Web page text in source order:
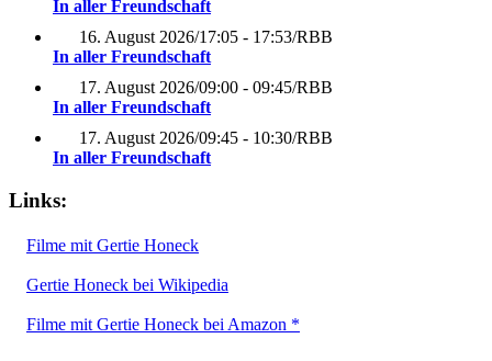
In aller Freundschaft
16. August 2026/17:05 - 17:53/RBB
In aller Freundschaft
17. August 2026/09:00 - 09:45/RBB
In aller Freundschaft
17. August 2026/09:45 - 10:30/RBB
In aller Freundschaft
Links:
Filme mit Gertie Honeck
Gertie Honeck bei Wikipedia
Filme mit Gertie Honeck bei Amazon *